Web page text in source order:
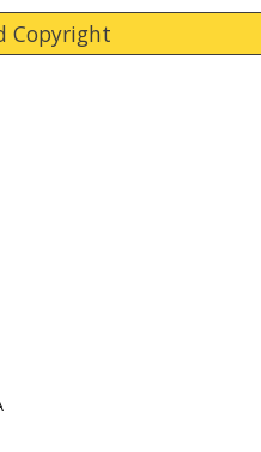
Copyright